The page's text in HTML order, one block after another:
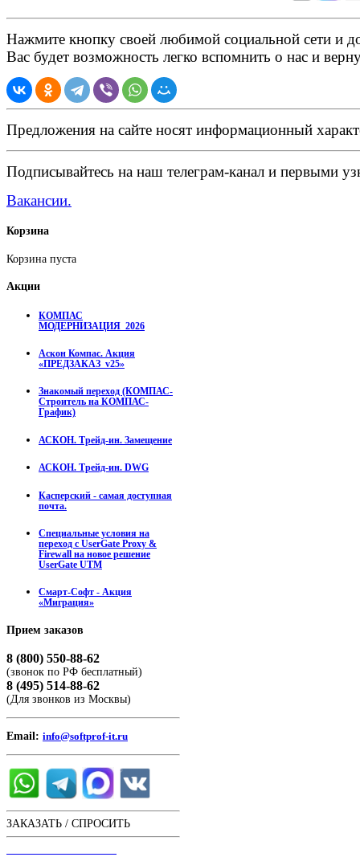
Нажмите кнопку своей любимой социальной сети и
Вас будет возможность легко вспомнить о нас и
Предложения на сайте носят информационный
Подписывайтесь на наш телеграм-канал и первыми
Вакансии.
Корзина
Корзина пуста
Акции
КОМПАС
МОДЕРНИЗАЦИЯ_2026
Аскон Компас. Акция
«ПРЕДЗАКАЗ_v25»
Знакомый переход (КОМПАС-
Строитель на КОМПАС-
График)
АСКОН. Трейд-ин. Замещение
АСКОН. Трейд-ин. DWG
Касперский - самая доступная
почта.
Специальные условия на
переход с UserGate Proxy &
Firewall на новое решение
UserGate UTM
Смарт-Софт - Акция
«Миграция»
Прием заказов
8 (800) 550-88-62
(звонок по РФ бесплатный)
8 (495) 514-88-62
(Для звонков из Москвы)
Email: info@softprof-it.ru
ЗАКАЗАТЬ / СПРОСИТЬ